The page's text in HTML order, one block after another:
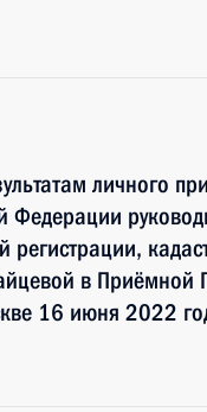
личного
Федерации
регистрации,
в Приёмной
16 июня 2022